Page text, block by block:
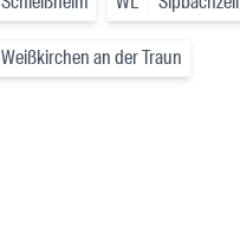
Weißkirchen an der Traun